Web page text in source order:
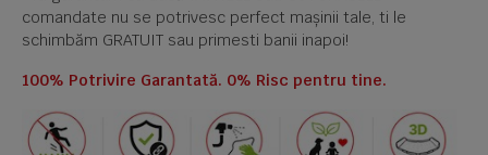
comandate nu se potrivesc perfect mașinii tale, ti le
schimbăm GRATUIT sau primesti banii inapoi!
100% Potrivire Garantată. 0% Risc pentru tine.